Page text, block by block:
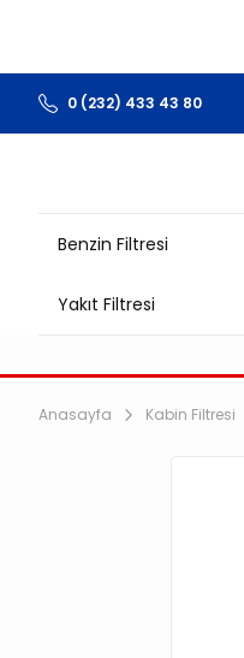
0 (232) 433 43 80
Benzin Filtresi
Yakıt Filtresi
Anasayfa Kabin Filtresi